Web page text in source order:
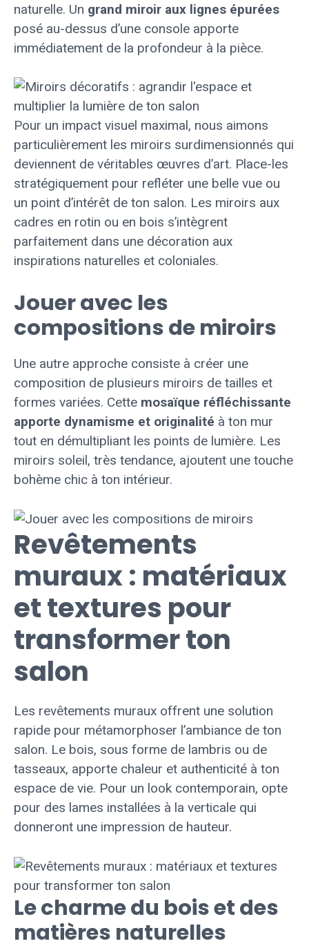
naturelle. Un grand miroir aux lignes épurées
posé au-dessus d’une console apporte
immédiatement de la profondeur à la pièce.
Pour un impact visuel maximal, nous aimons
particulièrement les miroirs surdimensionnés qui
deviennent de véritables œuvres d’art. Place-les
stratégiquement pour refléter une belle vue ou
un point d’intérêt de ton salon. Les miroirs aux
cadres en rotin ou en bois s’intègrent
parfaitement dans une décoration aux
inspirations naturelles et coloniales.
Jouer avec les
compositions de miroirs
Une autre approche consiste à créer une
composition de plusieurs miroirs de tailles et
formes variées. Cette mosaïque réfléchissante
apporte dynamisme et originalité à ton mur
tout en démultipliant les points de lumière. Les
miroirs soleil, très tendance, ajoutent une touche
bohème chic à ton intérieur.
Revêtements
muraux : matériaux
et textures pour
transformer ton
salon
Les revêtements muraux offrent une solution
rapide pour métamorphoser l’ambiance de ton
salon. Le bois, sous forme de lambris ou de
tasseaux, apporte chaleur et authenticité à ton
espace de vie. Pour un look contemporain, opte
pour des lames installées à la verticale qui
donneront une impression de hauteur.
Le charme du bois et des
matières naturelles